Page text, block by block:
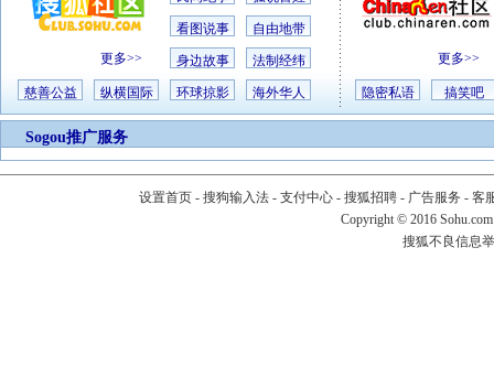
更多>>
看图说事 自由地带
身边故事 法制经纬
慈善公益 纵横国际 环球掠影 海外华人
更多>>
隐密私语 搞笑吧
Sogou推广服务
设置首页- 搜狗输入法- 支付中心- 搜狐招聘- 广告服务 - 客
Copyright © 2016
搜狐不良信息